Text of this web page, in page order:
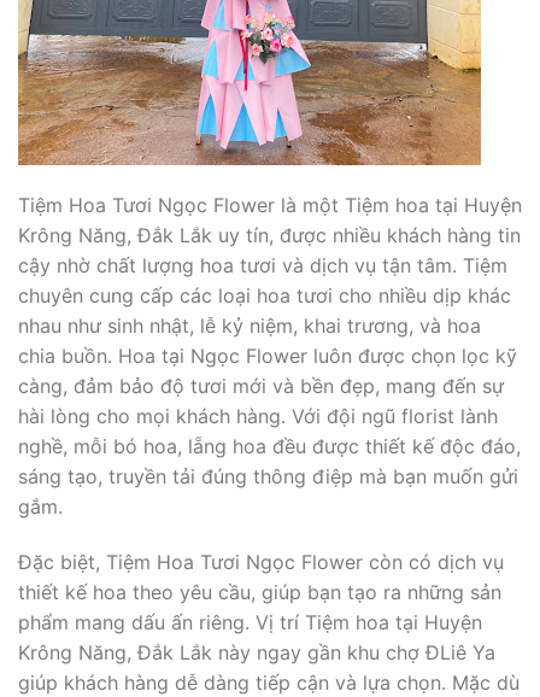
Tiệm Hoa Tươi Ngọc Flower là một Tiệm hoa tại Huyện
Krông Năng, Đắk Lắk uy tín, được nhiều khách hàng tin
cậy nhờ chất lượng hoa tươi và dịch vụ tận tâm. Tiệm
chuyên cung cấp các loại hoa tươi cho nhiều dịp khác
nhau như sinh nhật, lễ kỷ niệm, khai trương, và hoa
chia buồn. Hoa tại Ngọc Flower luôn được chọn lọc kỹ
càng, đảm bảo độ tươi mới và bền đẹp, mang đến sự
hài lòng cho mọi khách hàng. Với đội ngũ florist lành
nghề, mỗi bó hoa, lẵng hoa đều được thiết kế độc đáo,
sáng tạo, truyền tải đúng thông điệp mà bạn muốn gửi
gắm.
Đặc biệt, Tiệm Hoa Tươi Ngọc Flower còn có dịch vụ
thiết kế hoa theo yêu cầu, giúp bạn tạo ra những sản
phẩm mang dấu ấn riêng. Vị trí Tiệm hoa tại Huyện
Krông Năng, Đắk Lắk này ngay gần khu chợ ĐLiê Ya
giúp khách hàng dễ dàng tiếp cận và lựa chọn. Mặc dù